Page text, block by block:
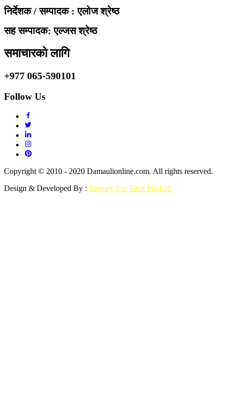
निर्देशक / सम्पादक : एलोज श्रेष्ठ
सह सम्पादक: एल्जस श्रेष्ठ
समाचारको लागि
+977 065-590101
Follow Us
Copyright © 2010 - 2020 Damaulionline.com. All rights reserved.
Design & Developed By : Journey For Tech Pvt.Ltd.